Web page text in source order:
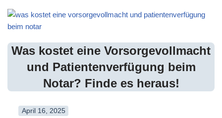
Was kostet eine Vorsorgevollmacht
und Patientenverfügung beim
Notar? Finde es heraus!
April 16, 2025